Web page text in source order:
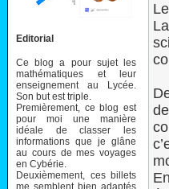
Editorial
Ce blog a pour sujet les
mathématiques et leur
enseignement au Lycée.
Son but est triple.
Premièrement, ce blog est
pour moi une manière
idéale de classer les
informations que je glâne
au cours de mes voyages
en Cybérie.
Deuxièmement, ces billets
me semblent bien adaptés